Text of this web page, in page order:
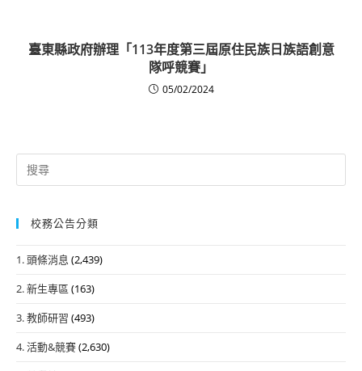
臺東縣政府辦理「113年度第三屆原住民族日族語創意
隊呼競賽」
05/02/2024
Search
for:
校務公告分類
1. 頭條消息 (2,439)
2. 新生專區 (163)
3. 教師研習 (493)
4. 活動&競賽(2,630)